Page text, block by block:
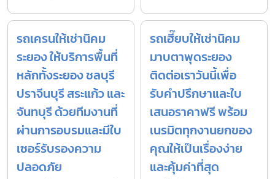
รถเครนให้เช่านิคม
ระยอง ให้บริการพื้นที่
หลักทั้งระยอง ชลบุรี
ปราจีนบุรี สระแก้ว และ
จันทบุรี ด้วยทีมงานที่
ผ่านการอบรมและมีใบ
เซอร์รับรองความ
ปลอดภัย
รถเฮี๊ยบให้เช่านิคม
มาบตาพุดระยอง
ติดต่อเราวันนี้เพื่อ
รับคำปรึกษาและใบ
เสนอราคาฟรี พร้อม
เนรมิตทุกงานยกของ
คุณให้เป็นเรื่องง่าย
และคุ้มค่าที่สุด